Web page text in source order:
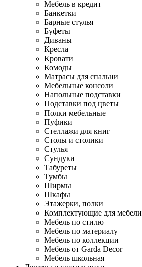
Мебель в кредит
Банкетки
Барные стулья
Буфеты
Диваны
Кресла
Кровати
Комоды
Матрасы для спальни
Мебельные консоли
Напольные подставки
Подставки под цветы
Полки мебельные
Пуфики
Стеллажи для книг
Столы и столики
Стулья
Сундуки
Табуреты
Тумбы
Ширмы
Шкафы
Этажерки, полки
Комплектующие для мебели
Мебель по стилю
Мебель по материалу
Мебель по коллекции
Мебель от Garda Decor
Мебель школьная